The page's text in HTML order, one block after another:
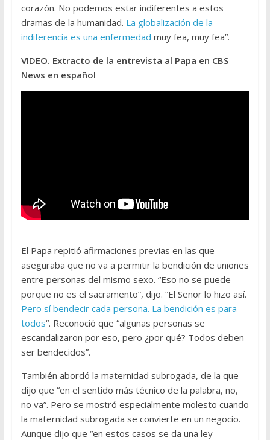
corazón. No podemos estar indiferentes a estos
dramas de la humanidad. La globalización de la
indiferencia es una enfermedad muy fea, muy fea”.
VIDEO. Extracto de la entrevista al Papa en CBS
News en español
El Papa repitió afirmaciones previas en las que
aseguraba que no va a permitir la bendición de uniones
entre personas del mismo sexo. “Eso no se puede
porque no es el sacramento”, dijo. “El Señor lo hizo así.
Pero sí bendecir cada persona. La bendición es para
todos“. Reconoció que “algunas personas se
escandalizaron por eso, pero ¿por qué? Todos deben
ser bendecidos”.
También abordó la maternidad subrogada, de la que
dijo que “en el sentido más técnico de la palabra, no,
no va”. Pero se mostró especialmente molesto cuando
la maternidad subrogada se convierte en un negocio.
Aunque dijo que “en estos casos se da una ley